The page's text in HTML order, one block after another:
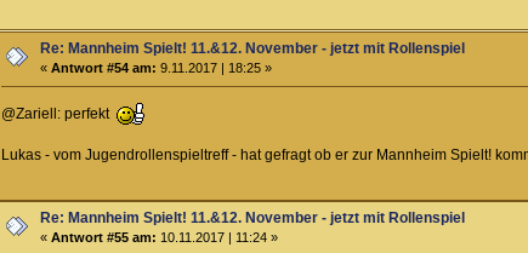
Re: Mannheim Spielt! 11.&12. November - jetzt mit Rollenspiel
«Antwort #54 am: 9.11.2017 | 18:25 »
@Zariell: perfekt
Lukas - vom Jugendrollenspieltreff - hat gefragt ob er zur Mannheim Spielt!
Re: Mannheim Spielt! 11.&12. November - jetzt mit Rollenspiel
«Antwort #55 am: 10.11.2017 | 11:24 »